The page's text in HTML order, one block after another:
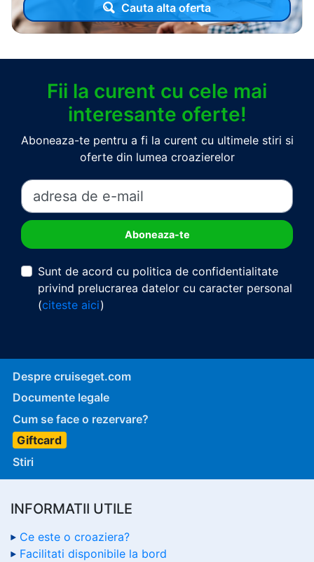
Cauta alta oferta
Fii la curent cu cele mai
interesante oferte!
Aboneaza-te pentru a fi la curent cu ultimele stiri si
oferte din lumea croazierelor
Sunt de acord cu politica de confidentialitate
privind prelucrarea datelor cu caracter personal
(citeste aici)
Despre cruiseget.com
Documente legale
Cum se face o rezervare?
Giftcard
Stiri
INFORMATII UTILE
Ce este o croaziera?
Facilitati disponibile la bord